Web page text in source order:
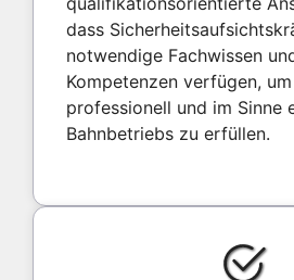
dass
notwendige Fachwissen
Kompetenzen verfügen,
professionell und im Sinne
Bahnbetriebs zu erfüllen.